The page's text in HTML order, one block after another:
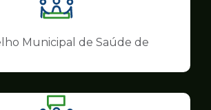
Ilustração
da
pagina
Conselhos
Municipal de Saúde de